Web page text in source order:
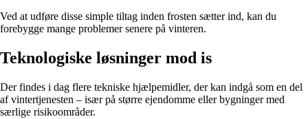
Ved at udføre disse simple tiltag inden frosten sætter ind, kan du
forebygge mange problemer senere på vinteren.
Teknologiske løsninger mod is
Der findes i dag flere tekniske hjælpemidler, der kan indgå som en del
af vintertjenesten – især på større ejendomme eller bygninger med
særlige risikoområder.